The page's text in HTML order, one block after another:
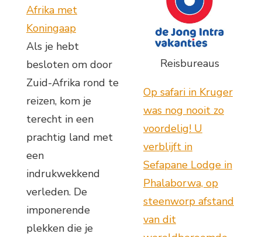
Afrika met
Koningaap
Als je hebt
besloten om door
Zuid-Afrika rond te
reizen, kom je
terecht in een
prachtig land met
een
indrukwekkend
verleden. De
imponerende
plekken die je
Reisbureaus
Op safari in Kruger
was nog nooit zo
voordelig! U
verblijft in
Sefapane Lodge in
Phalaborwa, op
steenworp afstand
van dit